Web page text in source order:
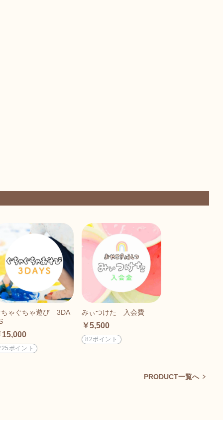
ちゃぐちゃ遊び 3DA
15,000
ポイント
みぃつけた 入会費
￥5,500
82ポイント
PRODUCT一覧へ